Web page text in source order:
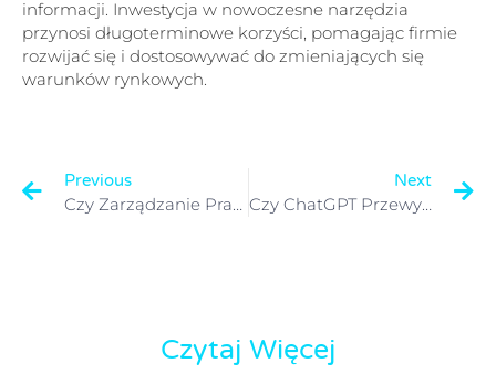
informacji. Inwestycja w nowoczesne narzędzia
przynosi długoterminowe korzyści, pomagając firmie
rozwijać się i dostosowywać do zmieniających się
warunków rynkowych.
Previous Next
Czy ChatGPT Przewyższy Człowieka I Przejmie Nad Nim Kontrolę W 2050?
Czytaj Więcej